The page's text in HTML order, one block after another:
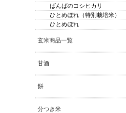
ばんばのコシヒカリ
ひとめぼれ（特別栽培米）
ひとめぼれ
玄米商品一覧
甘酒
餅
分つき米